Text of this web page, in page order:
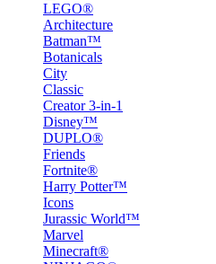
LEGO®
Architecture
Batman™
Botanicals
City
Classic
Creator 3-in-1
Disney™
DUPLO®
Friends
Fortnite®
Harry Potter™
Icons
Jurassic World™
Marvel
Minecraft®